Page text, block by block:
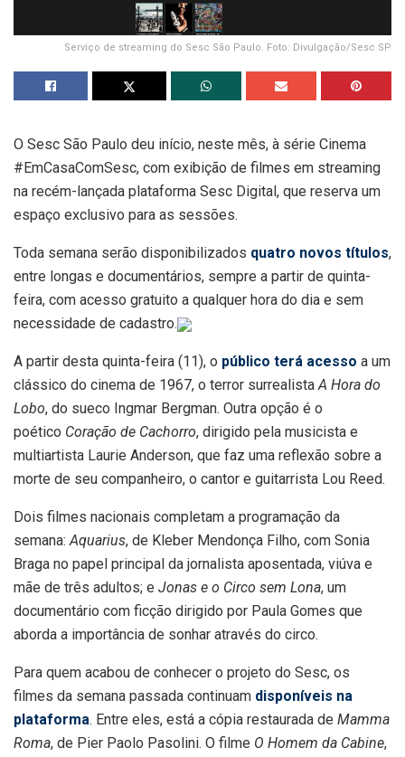
Serviço de streaming do Sesc São Paulo. Foto: Divulgação/Sesc SP
O Sesc São Paulo deu início, neste mês, à série Cinema
#EmCasaComSesc, com exibição de filmes em streaming
na recém-lançada plataforma Sesc Digital, que reserva um
espaço exclusivo para as sessões.
Toda semana serão disponibilizados quatro novos títulos,
entre longas e documentários, sempre a partir de quinta-
feira, com acesso gratuito a qualquer hora do dia e sem
necessidade de cadastro.
A partir desta quinta-feira (11), o público terá acesso a um
clássico do cinema de 1967, o terror surrealistaA Hora do
Lobo, do sueco Ingmar Bergman. Outra opção é o
poético Coração de Cachorro, dirigido pela musicista e
multiartista Laurie Anderson, que faz uma reflexão sobre a
morte de seu companheiro, o cantor e guitarrista Lou Reed.
Dois filmes nacionais completam a programação da
semana:Aquarius, de Kleber Mendonça Filho, com Sonia
Braga no papel principal da jornalista aposentada, viúva e
mãe de três adultos; e Jonas e o Circo sem Lona, um
documentário com ficção dirigido por Paula Gomes que
aborda a importância de sonhar através do circo.
Para quem acabou de conhecer o projeto do Sesc, os
filmes da semana passada continuam disponíveis na
plataforma. Entre eles, está a cópia restaurada de Mamma
Roma, de Pier Paolo Pasolini. O filme O Homem da Cabine,